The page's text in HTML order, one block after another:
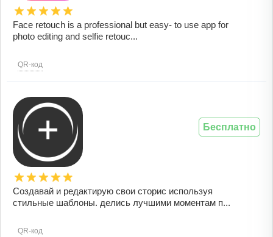
Face retouch is a professional but easy- to use app for
photo editing and selfie retouc...
QR-код
Cоздавай и редактирую свои сторис используя
стильные шаблоны. делись лучшими моментам п...
QR-код
Бесплатно